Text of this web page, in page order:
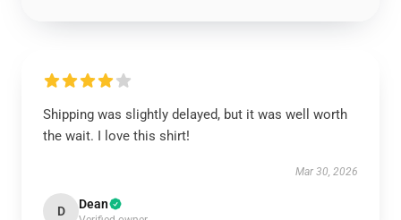
Shipping was slightly delayed, but it was well worth
the wait. I love this shirt!
Mar 30, 2026
D Dean